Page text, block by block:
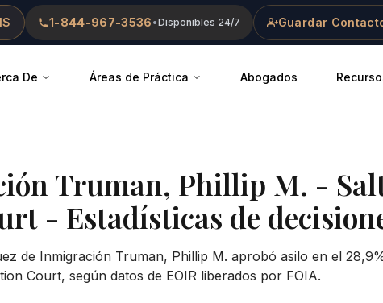
1-844-967-3536 •Disponibles 24/7 Guardar
De Áreas de Práctica Abogados
Truman, Phillip M. -
- Estadísticas de
de Inmigración Truman, Phillip M. aprobó asilo en el
Court, según datos de EOIR liberados por FOIA.